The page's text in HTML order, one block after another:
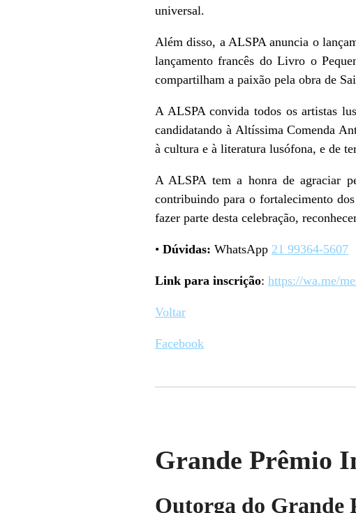
universal.
Além disso, a ALSPA anuncia o
lançamento francês do Livro o
compartilham a paixão pela obra de
A ALSPA convida todos os artistas
candidatando à Altíssima Comenda
à cultura e à literatura lusófona, e de
A ALSPA tem a honra de agraciar
contribuindo para o fortalecimento
fazer parte desta celebração,
• Dúvidas: WhatsApp 21 99364-5607
Link para inscrição: https://wa.me/
Voltar
Facebook
Grande Prêmio
Outorga do Grande